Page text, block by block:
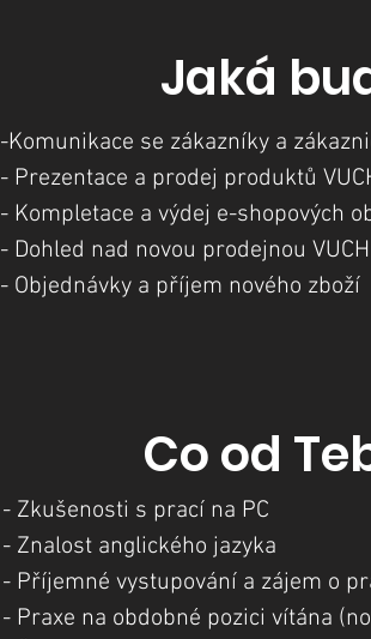
Jaká
-Komunikace se zákazníky a
- Prezentace a prodej produktů
- Kompletace a výdej e-shopových
- Dohled nad novou prodejnou
- Objednávky a příjem nového zboží
Co od
- Zkušenosti s prací na PC
- Znalost anglického jazyka
- Příjemné vystupování a zájem o
- Praxe na obdobné pozici vítána